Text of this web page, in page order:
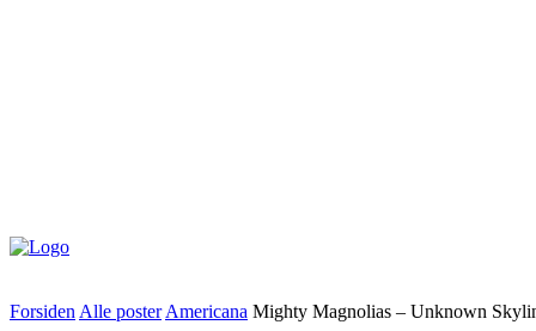
Forsiden Alle poster Americana Mighty Magnolias – Unknown